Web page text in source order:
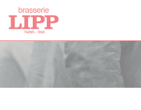
Cookie管理面板